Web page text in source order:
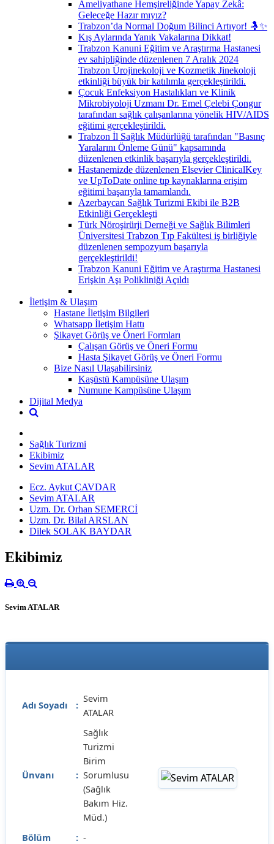
Ameliyathane Hemşireliğinde Yapay Zekâ:
Geleceğe Hazır mıyız?
Trabzon’da Normal Doğum Bilinci Artıyor! 🤱✨
Kış Aylarında Yanık Vakalarına Dikkat!
Trabzon Kanuni Eğitim ve Araştırma Hastanesi
ev sahipliğinde düzenlenen 7 Aralık 2024
Trabzon Ürojinekoloji ve Kozmetik Jinekoloji
etkinliği büyük bir katılımla gerçekleştirildi.
Çocuk Enfeksiyon Hastalıkları ve Klinik
Mikrobiyoloji Uzmanı Dr. Emel Çelebi Çongur
tarafından sağlık çalışanlarına yönelik HIV/AIDS
eğitimi gerçekleştirildi.
Trabzon İl Sağlık Müdürlüğü tarafından "Basınç
Yaralarını Önleme Günü" kapsamında
düzenlenen etkinlik başarıyla gerçekleştirildi.
Hastanemizde düzenlenen Elsevier ClinicalKey
ve UpToDate online tıp kaynaklarına erişim
eğitimi başarıyla tamamlandı.
Azerbaycan Sağlık Turizmi Ekibi ile B2B
Etkinliği Gerçekleşti
Türk Nöroşirürji Derneği ve Sağlık Bilimleri
Üniversitesi Trabzon Tıp Fakültesi iş birliğiyle
düzenlenen sempozyum başarıyla
gerçekleştirildi!
Trabzon Kanuni Eğitim ve Araştırma Hastanesi
Erişkin Aşı Polikliniği Açıldı
İletişim & Ulaşım
Hastane İletişim Bilgileri
Whatsapp İletişim Hattı
Şikayet Görüş ve Öneri Formları
Çalışan Görüş ve Öneri Formu
Hasta Şikayet Görüş ve Öneri Formu
Bize Nasıl Ulaşabilirsiniz
Kaşüstü Kampüsüne Ulaşım
Numune Kampüsüne Ulaşım
Dijital Medya
Sağlık Turizmi
Ekibimiz
Sevim ATALAR
Ecz. Aykut ÇAVDAR
Sevim ATALAR
Uzm. Dr. Orhan SEMERCİ
Uzm. Dr. Bilal ARSLAN
Dilek SOLAK BAYDAR
Ekibimiz
Sevim ATALAR
Adı Soyadı :
Sevim
ATALAR
Ünvanı :
Sağlık
Turizmi
Birim
Sorumlusu
(Sağlık
Bakım Hiz.
Müd.)
Bölüm
: -